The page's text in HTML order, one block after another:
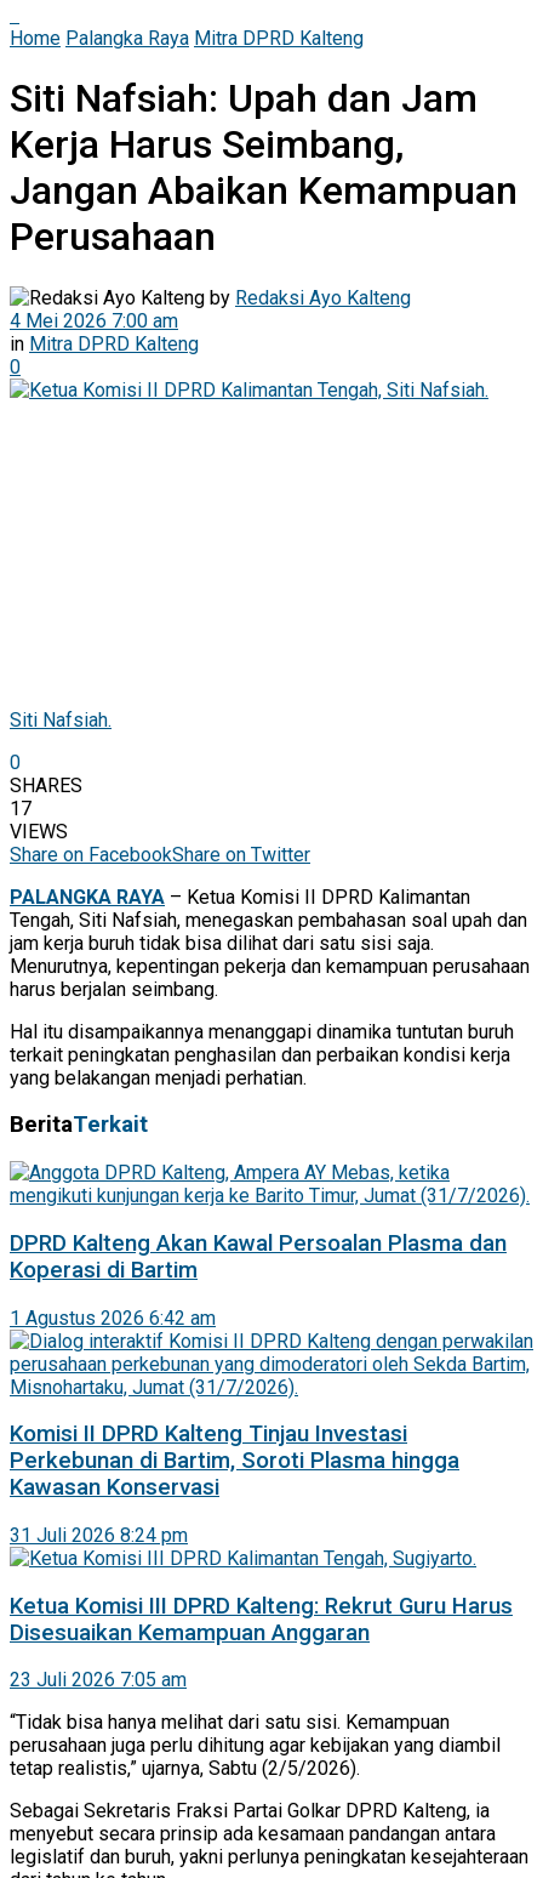
Home Palangka Raya Mitra DPRD Kalteng
Siti Nafsiah: Upah dan Jam
Kerja Harus Seimbang,
Jangan Abaikan Kemampuan
Perusahaan
by Redaksi Ayo Kalteng
4 Mei 2026 7:00 am
in Mitra DPRD Kalteng
0
Siti Nafsiah.
0
SHARES
17
VIEWS
Share on FacebookShare on Twitter
PALANGKA RAYA – Ketua Komisi II DPRD Kalimantan
Tengah, Siti Nafsiah, menegaskan pembahasan soal upah dan
jam kerja buruh tidak bisa dilihat dari satu sisi saja.
Menurutnya, kepentingan pekerja dan kemampuan perusahaan
harus berjalan seimbang.
Hal itu disampaikannya menanggapi dinamika tuntutan buruh
terkait peningkatan penghasilan dan perbaikan kondisi kerja
yang belakangan menjadi perhatian.
BeritaTerkait
DPRD Kalteng Akan Kawal Persoalan Plasma dan
Koperasi di Bartim
1 Agustus 2026 6:42 am
Komisi II DPRD Kalteng Tinjau Investasi
Perkebunan di Bartim, Soroti Plasma hingga
Kawasan Konservasi
31 Juli 2026 8:24 pm
Ketua Komisi III DPRD Kalteng: Rekrut Guru Harus
Disesuaikan Kemampuan Anggaran
23 Juli 2026 7:05 am
“Tidak bisa hanya melihat dari satu sisi. Kemampuan
perusahaan juga perlu dihitung agar kebijakan yang diambil
tetap realistis,” ujarnya, Sabtu (2/5/2026).
Sebagai Sekretaris Fraksi Partai Golkar DPRD Kalteng, ia
menyebut secara prinsip ada kesamaan pandangan antara
legislatif dan buruh, yakni perlunya peningkatan kesejahteraan